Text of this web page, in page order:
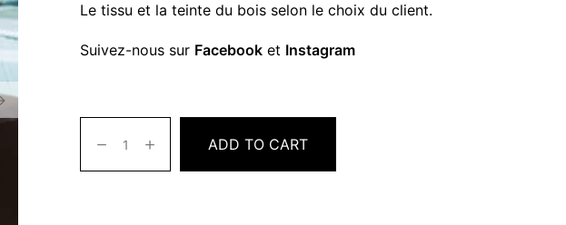
Le tissu et la teinte du bois selon le choix du client.
Suivez-nous sur Facebook et Instagram
ADD TO CART